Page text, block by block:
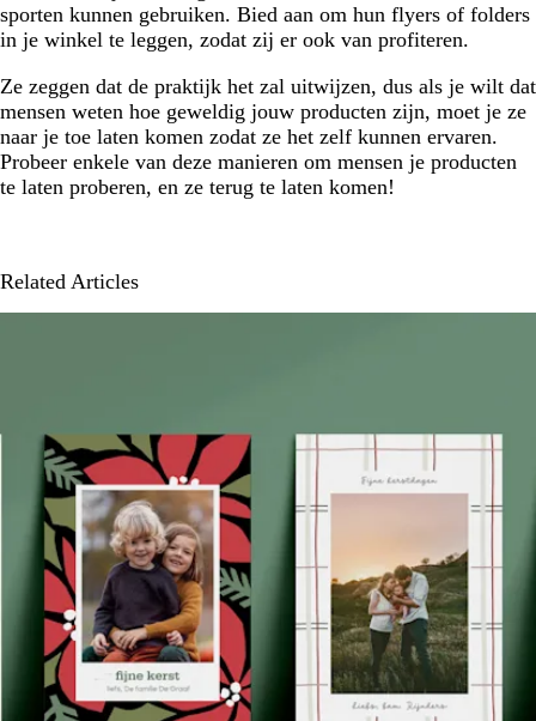
sporten kunnen gebruiken. Bied aan om hun flyers of folders
in je winkel te leggen, zodat zij er ook van profiteren.
Ze zeggen dat de praktijk het zal uitwijzen, dus als je wilt dat
mensen weten hoe geweldig jouw producten zijn, moet je ze
naar je toe laten komen zodat ze het zelf kunnen ervaren.
Probeer enkele van deze manieren om mensen je producten
te laten proberen, en ze terug te laten komen!
Related Articles